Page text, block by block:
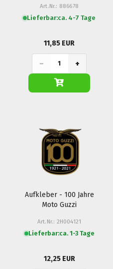
Racer
Art.Nr.: 886678
Lieferbar:ca. 4-7 Tage
11,85 EUR
− +
Aufkleber - 100 Jahre
Moto Guzzi
Art.Nr.: 2H004121
Lieferbar:ca. 1-3 Tage
12,25 EUR